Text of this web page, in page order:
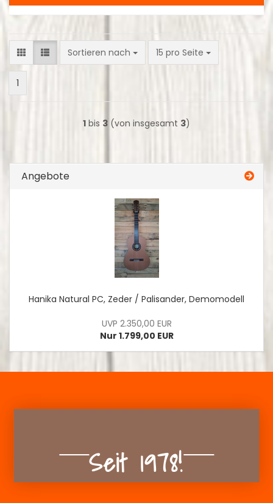
Sortieren nach
Sortieren nach 15 pro Seite
pro Seite
1
1 bis 3 (von insgesamt 3)
Angebote
Hanika Natural PC, Zeder / Palisander, Demomodell
UVP 2.350,00 EUR
Nur 1.799,00 EUR
Seit 1978!